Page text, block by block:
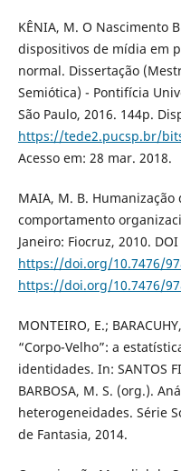
KÊNIA, M. O Nascimento
dispositivos de mídia em
normal. Dissertação
Semiótica) - Pontifícia
São Paulo, 2016. 144p.
https://tede2.pucsp.br/
Acesso em: 28 mar. 2018.
MAIA, M. B.
comportamento
Janeiro: Fiocruz, 2010. DOI
https://doi.org/10.7476/
https://doi.org/10.7476/
MONTEIRO, E.;
“Corpo-Velho”: a
identidades. In: SANTOS
BARBOSA, M. S. (org.).
heterogeneidades. Série
de Fantasia, 2014.